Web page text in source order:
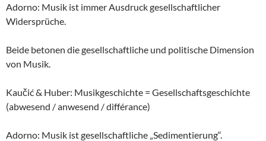
Adorno: Musik ist immer Ausdruck gesellschaftlicher
Widersprüche.
Beide betonen die gesellschaftliche und politische Dimension
von Musik.
Kaučić & Huber: Musikgeschichte = Gesellschaftsgeschichte
(abwesend / anwesend / différance)
Adorno: Musik ist gesellschaftliche „Sedimentierung“.